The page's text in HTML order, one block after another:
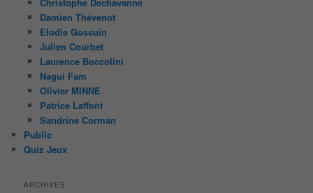
Christophe Dechavanne
Damien Thévenot
Elodie Gossuin
Julien Courbet
Laurence Boccolini
Nagui Fam
Olivier MINNE
Patrice Laffont
Sandrine Corman
Public
Quiz Jeux
ARCHIVES